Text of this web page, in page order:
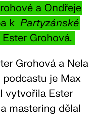
a Ondřeje
k Partyzánské
Grohová.
Grohová a Nela
podcastu je Max
vytvořila Ester
mastering dělal